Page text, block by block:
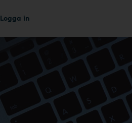
Logga in